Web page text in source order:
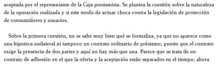
aceptada por el representante de la Caja prestamista. Se plantea la cuestión sobre la naturaleza
de la operación realizada y si este modo de actuar choca contra la legislación de protección
de consumidores y usuarios.
Sobre la primera cuestión, no se sabe muy bien qué se formaliza, ya que no aparece como
una hipoteca unilateral ni tampoco un contrato ordinario de préstamo, puesto que el contrato
exige la presencia de dos partes y aquí no hay más que una. Parece que se trata de un
contrato de adhesión en el que la oferta y la aceptación están separados en el tiempo; ahora